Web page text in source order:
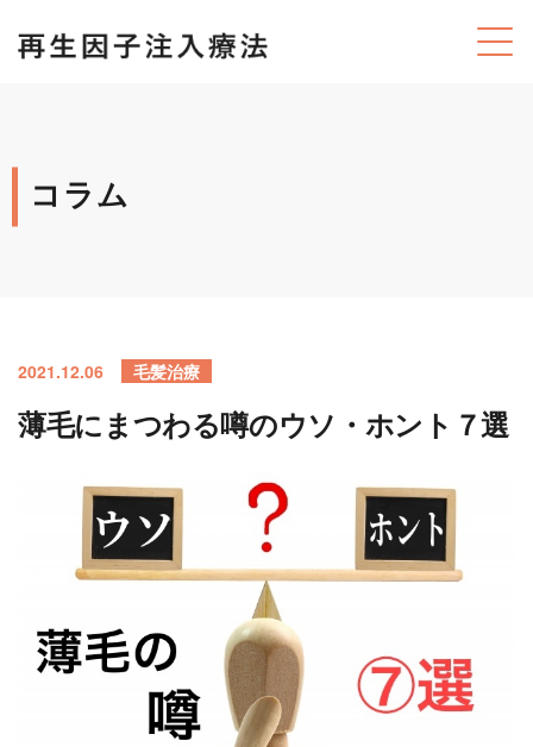
コラム
2021.12.06 毛髪治療
薄毛にまつわる噂のウソ・ホント７選